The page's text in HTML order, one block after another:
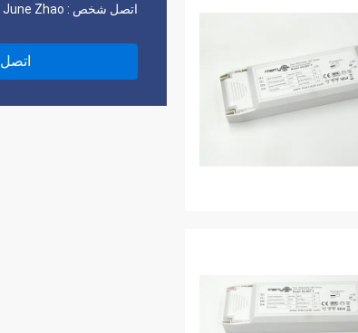
اتصل شخص : June Zhao
اتصل